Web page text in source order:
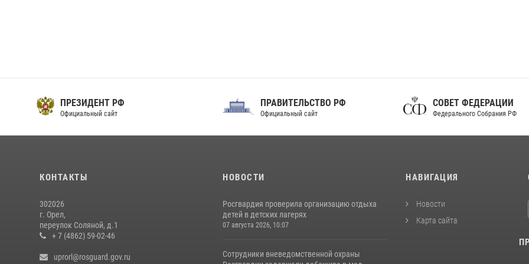
ПРЕЗИДЕНТ РФ
Официальный сайт
ПРАВИТЕЛЬСТВО РФ
Официальный сайт
СОВЕТ ФЕДЕРАЦИИ
Федерального Собрания РФ
КОНТАКТЫ
302026
г. Орел,
переулок Соляной, д.1
+ 7 (4862) 59-02-46
uprorl@rosguard.gov.ru
НОВОСТИ
Росгвардия проверила организацию отдыха
детей в детских лагерях
07 августа 2026, 10:07
Сотрудники вневедомственной охраны
НАВИГАЦИЯ
Новости
Карта сайта